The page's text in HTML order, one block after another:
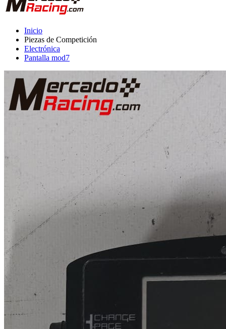
Inicio
Piezas de Competición
Electrónica
Pantalla mod7